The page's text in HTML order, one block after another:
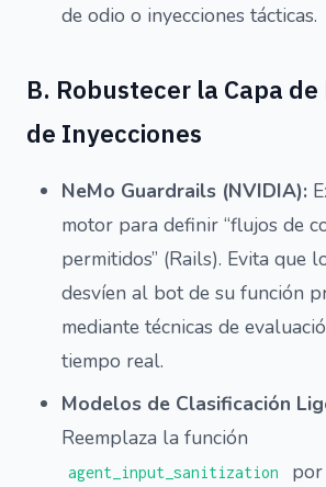
de odio o inyecciones tácticas.
B. Robustecer la Capa
de Inyecciones
NeMo Guardrails (NVIDIA):
motor para definir “flujos de
permitidos” (Rails). Evita que
desvíen al bot de su función
mediante técnicas de
tiempo real.
Modelos de Clasificación
Reemplaza la función
agent_input_sanitization